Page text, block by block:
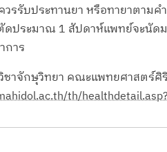
รรับประทานยา หรือทายาตามค
ดประมาณ 1 สัปดาห์แพทย์จะนัด
การ
ชาจักษุวิทยา คณะแพทยศาสตร์ศิ
th/